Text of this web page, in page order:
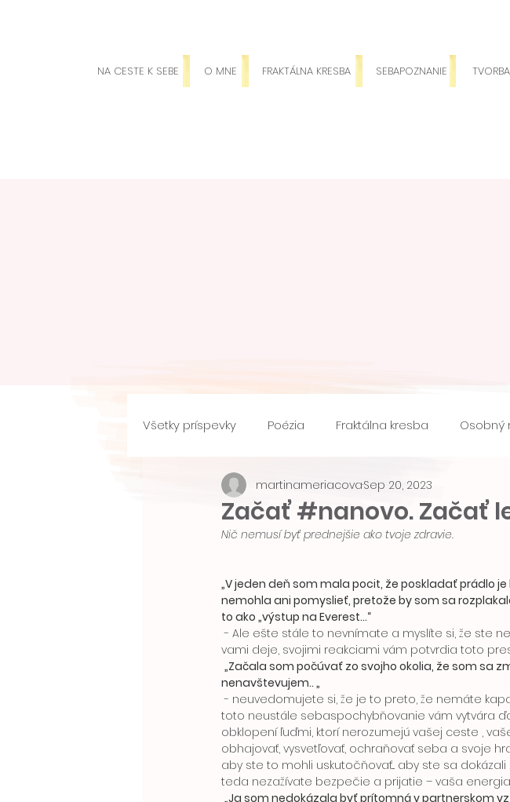
NA CESTE K SEBE O MNE FRAKTÁLNA KRESBA SEBAPOZNANIE TVORBA
Všetky príspevky Poézia Fraktálna kresba Osobný
Začať #nanovo. Začať
martinameriacovaSep 20, 2023
Nič nemusí byť prednejšie ako tvoje zdravie.
„V jeden deň som mala pocit, že poskladať prádlo
nemohla ani pomyslieť, pretože by som sa
to ako „výstup na Everest...“
- Ale ešte stále to nevnímate a myslíte si, že ste neschopný, lenivý človek.. ak ani okolie netuší, čo sa s
vami deje, svojimi reakciami vám potvrdia toto
„Začala som počúvať zo svojho okolia, že som sa
nenavštevujem.. „
- neuvedomujete si, že je to preto, že nemáte kapacitu (energiu), začnete si myslieť, že ste zlý človek,
toto neustále sebaspochybňovanie vám vytvára
obklopení ľuďmi, ktorí nerozumejú vašej ceste ,
obhajovať, vysvetľovať, ochraňovať seba a svoje
aby ste to mohli uskutočňovať... aby ste sa
teda nezažívate bezpečie a prijatie – vaša energia
„Ja som nedokázala byť prítomná v partnerskom